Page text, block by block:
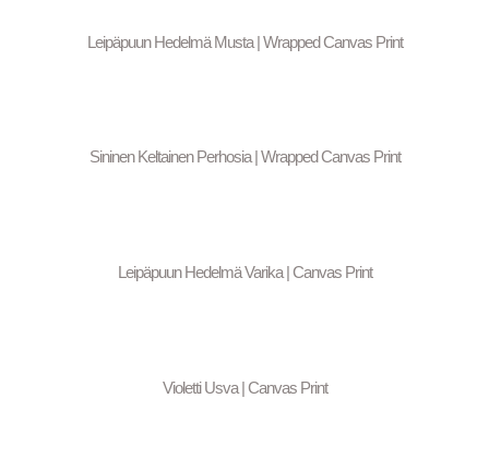
Leipäpuun Hedelmä Musta | Wrapped Canvas Print
Sininen Keltainen Perhosia | Wrapped Canvas Print
Leipäpuun Hedelmä Varika | Canvas Print
Violetti Usva | Canvas Print